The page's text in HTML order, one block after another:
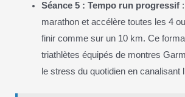
Séance 5 : Tempo run progressif
marathon et accélère toutes les 4
finir comme sur un 10 km. Ce
triathlètes équipés de montres
le stress du quotidien en canalisant